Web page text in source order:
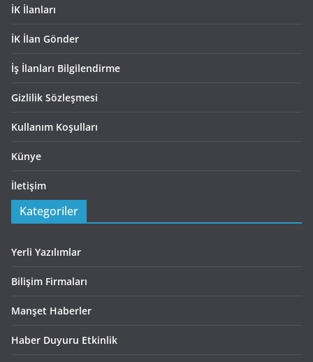
İK İlanları
İK İlan Gönder
İş İlanları Bilgilendirme
Gizlilik Sözleşmesi
Kullanım Koşulları
Künye
İletişim
Kategoriler
Yerli Yazılımlar
Bilişim Firmaları
Manşet Haberler
Haber Duyuru Etkinlik